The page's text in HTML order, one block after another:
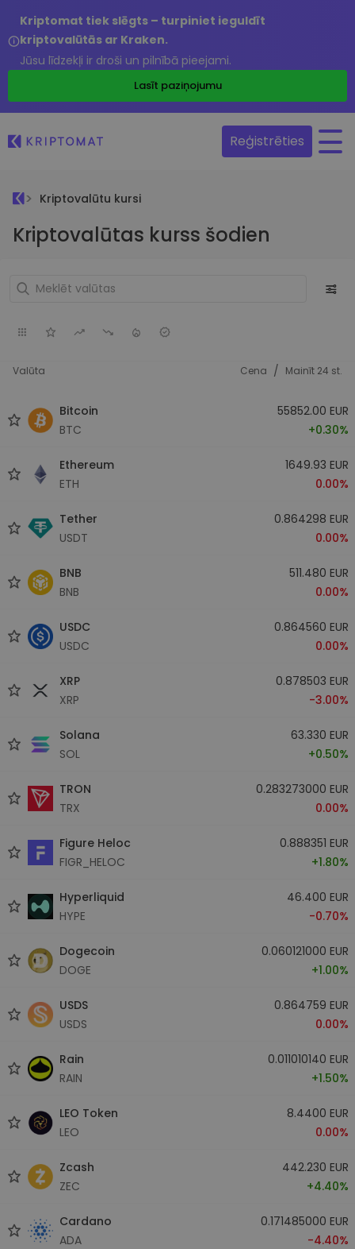
Kriptomat tiek slēgts – turpiniet ieguldīt
kriptovalūtās ar Kraken.
Jūsu līdzekļi ir droši un pilnībā pieejami.
Lasīt paziņojumu
Reģistrēties
Kriptovalūtu kursi
Kriptovalūtas kurss šodien
Valūta Cena / Mainīt 24 st.
Bitcoin
BTC
55852.00 EUR
+0.30%
Ethereum
ETH
1649.93 EUR
0.00%
Tether
USDT
0.864298 EUR
0.00%
BNB
BNB
511.480 EUR
0.00%
USDC
USDC
0.864560 EUR
0.00%
XRP
XRP
0.878503 EUR
-3.00%
Solana
SOL
63.330 EUR
+0.50%
TRON
TRX
0.283273000 EUR
0.00%
Figure Heloc
FIGR_HELOC
0.888351 EUR
+1.80%
Hyperliquid
HYPE
46.400 EUR
-0.70%
Dogecoin
DOGE
0.060121000 EUR
+1.00%
USDS
USDS
0.864759 EUR
0.00%
Rain
RAIN
0.011010140 EUR
+1.50%
LEO Token
LEO
8.4400 EUR
0.00%
Zcash
ZEC
442.230 EUR
+4.40%
Cardano
ADA
0.171485000 EUR
-4.40%